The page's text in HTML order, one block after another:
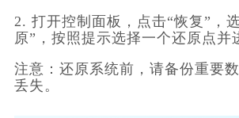
2. 打开控制面板，点击“恢复”，
原”，按照提示选择一个还原点并
注意：还原系统前，请备份重要
丢失。